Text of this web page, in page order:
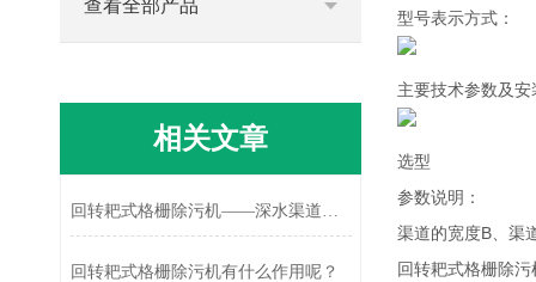
型号表示方式：
主要技术参数及安
选型
参数说明：
渠道的宽度B、渠
回转耙式格栅除
查看全部产品
相关文章
回转耙式格栅除污机——深水渠道拦截的优化方案
回转耙式格栅除污机有什么作用呢？